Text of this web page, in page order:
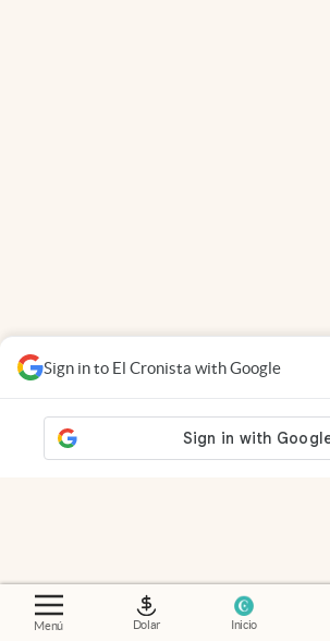
Menú Dolar Inicio
Sign in to El Cronista with Google